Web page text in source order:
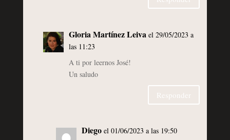
Gloria Martínez Leiva el 29/05/2023 a
las 11:23
A ti por leernos José!
Un saludo
Responder
Diego el 01/06/2023 a las 19:50